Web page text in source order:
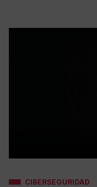
CIBERSEGURIDAD